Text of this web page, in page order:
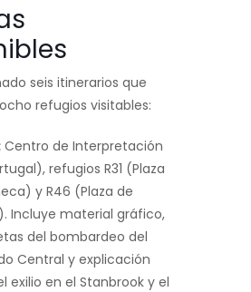
seis itinerarios que
refugios visitables:
Centro de Interpretación
refugios R31 (Plaza
y R46 (Plaza de
Incluye material gráfico,
del bombardeo del
Central y explicación
exilio en el Stanbrook y el